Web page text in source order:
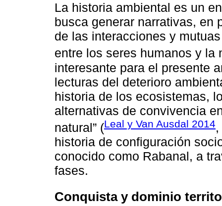
La historia ambiental es un
busca generar narrativas, en
de las interacciones y
entre los seres humanos y la
interesante para el presente
lecturas del deterioro
historia de los ecosistemas,
alternativas de convivencia
natural” (Leal y Van Ausdal 2014
historia de configuración
conocido como Rabanal, a
fases.
Conquista y dominio